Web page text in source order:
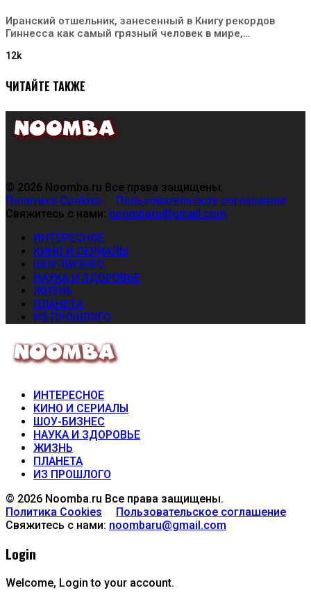
Иранский отшельник, занесенный в Книгу рекордов
Гиннесса как самый грязный человек в мире,…
12k
ЧИТАЙТЕ ТАКЖЕ
© 2026 Noomba.ru Все права защищены.
Политика Cookies
Пользовательское соглашение
Свяжитесь с нами: noombaru@gmail.com
ИНТЕРЕСНОЕ
КИНО И СЕРИАЛЫ
ШОУ-БИЗНЕС
НАУКА И ЗДОРОВЬЕ
ЖИЗНЬ
ПЛАНЕТА
ИЗ ПРОШЛОГО
ИНТЕРЕСНОЕ
КИНО И СЕРИАЛЫ
ШОУ-БИЗНЕС
НАУКА И ЗДОРОВЬЕ
ЖИЗНЬ
ПЛАНЕТА
ИЗ ПРОШЛОГО
© 2026 Noomba.ru Все права защищены.
Политика Cookies
Пользовательское соглашение
Свяжитесь с нами: noombaru@gmail.com
Login
Welcome, Login to your account.